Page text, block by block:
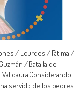
/ Lourdes / Fátima /
/ Batalla de
Valldaura Considerando
servido de los peores